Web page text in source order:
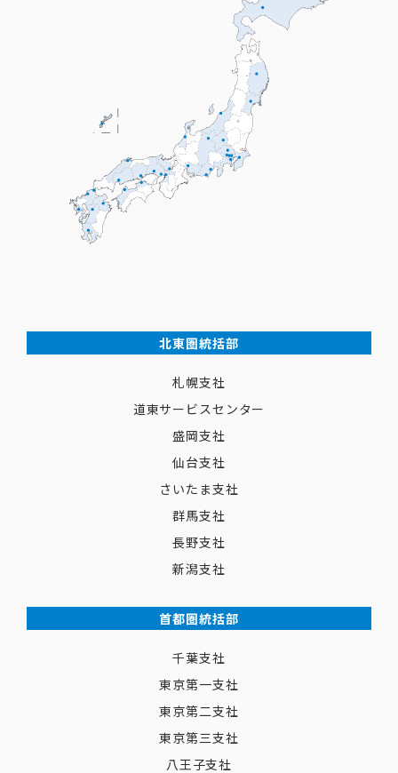
北東圏統括部
札幌支社
道東サービスセンター
盛岡支社
仙台支社
さいたま支社
群馬支社
長野支社
新潟支社
首都圏統括部
千葉支社
東京第一支社
東京第二支社
東京第三支社
八王子支社